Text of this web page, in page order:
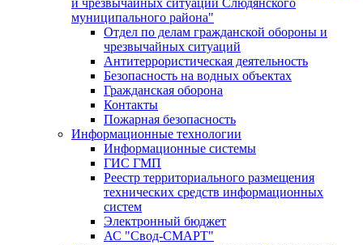
и чрезвычайных ситуаций Слюдянского
муниципального района"
Отдел по делам гражданской обороны и
чрезвычайных ситуаций
Антитеррористическая деятельность
Безопасность на водных объектах
Гражданская оборона
Контакты
Пожарная безопасность
Информационные технологии
Информационные системы
ГИС ГМП
Реестр территориального размещения
технических средств информационных
систем
Электронный бюджет
АС "Свод-СМАРТ"